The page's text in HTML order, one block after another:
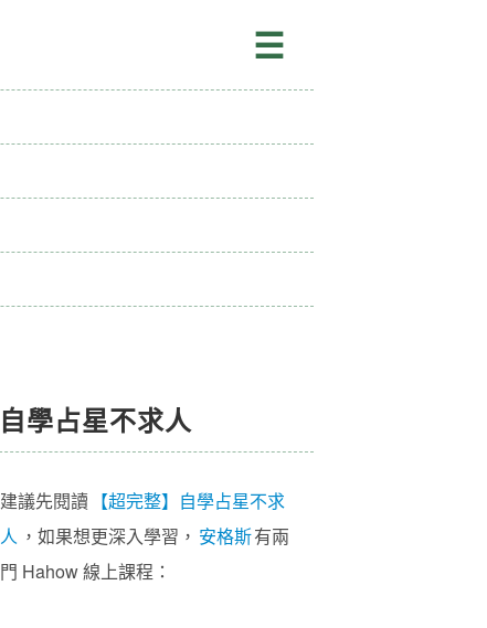
☰
自學占星不求人
建議先閱讀 【超完整】自學占星不求
人 ，如果想更深入學習， 安格斯有兩
門 Hahow 線上課程：